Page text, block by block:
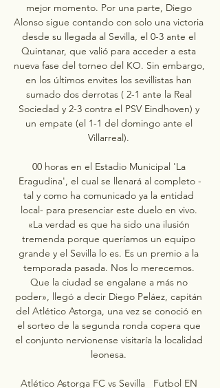
mejor momento. Por una parte, Diego
Alonso sigue contando con solo una victoria
desde su llegada al Sevilla, el 0-3 ante el
Quintanar, que valió para acceder a esta
nueva fase del torneo del KO. Sin embargo,
en los últimos envites los sevillistas han
sumado dos derrotas ( 2-1 ante la Real
Sociedad y 2-3 contra el PSV Eindhoven) y
un empate (el 1-1 del domingo ante el
Villarreal).
00 horas en el Estadio Municipal 'La
Eragudina', el cual se llenará al completo -
tal y como ha comunicado ya la entidad
local- para presenciar este duelo en vivo.
«La verdad es que ha sido una ilusión
tremenda porque queríamos un equipo
grande y el Sevilla lo es. Es un premio a la
temporada pasada. Nos lo merecemos.
Que la ciudad se engalane a más no
poder», llegó a decir Diego Peláez, capitán
del Atlético Astorga, una vez se conoció en
el sorteo de la segunda ronda copera que
el conjunto nervionense visitaría la localidad
leonesa.
Atlético Astorga FC vs Sevilla   Futbol EN